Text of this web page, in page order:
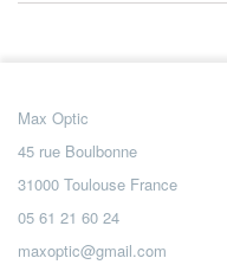
Max Optic
45 rue Boulbonne
31000 Toulouse France
05 61 21 60 24
maxoptic@gmail.com